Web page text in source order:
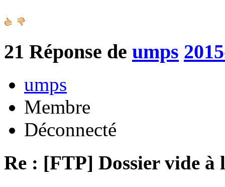
21 Réponse de umps
umps
Membre
Déconnecté
Re : [FTP] Dossier vide à